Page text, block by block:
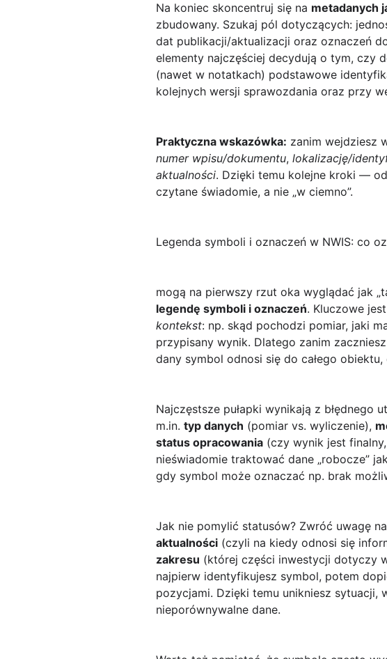
Na koniec skoncentruj się na metadanych
zbudowany. Szukaj pól dotyczących:
dat publikacji/aktualizacji oraz oznaczeń
elementy najczęściej decydują o tym, czy
(nawet w notatkach) podstawowe
kolejnych wersji sprawozdania oraz przy
Praktyczna wskazówka: zanim wejdziesz
numer wpisu/dokumentu, lokalizację/
aktualności. Dzięki temu kolejne kroki —
czytane świadomie, a nie „w ciemno”.
Legenda symboli i oznaczeń w NWIS: co
mogą na pierwszy rzut oka wyglądać jak
legendę symboli i oznaczeń. Kluczowe
kontekst: np. skąd pochodzi pomiar, jaki
przypisany wynik. Dlatego zanim
dany symbol odnosi się do całego
Najczęstsze pułapki wynikają z
m.in. typ danych (pomiar vs. wyliczenie),
status opracowania (czy wynik jest
nieświadomie traktować dane „robocze”
gdy symbol może oznaczać np. brak
Jak nie pomylić statusów? Zwróć uwagę
aktualności (czyli na kiedy odnosi się
zakresu (której części inwestycji dotyczy
najpierw identyfikujesz symbol, potem
pozycjami. Dzięki temu unikniesz
nieporównywalne dane.